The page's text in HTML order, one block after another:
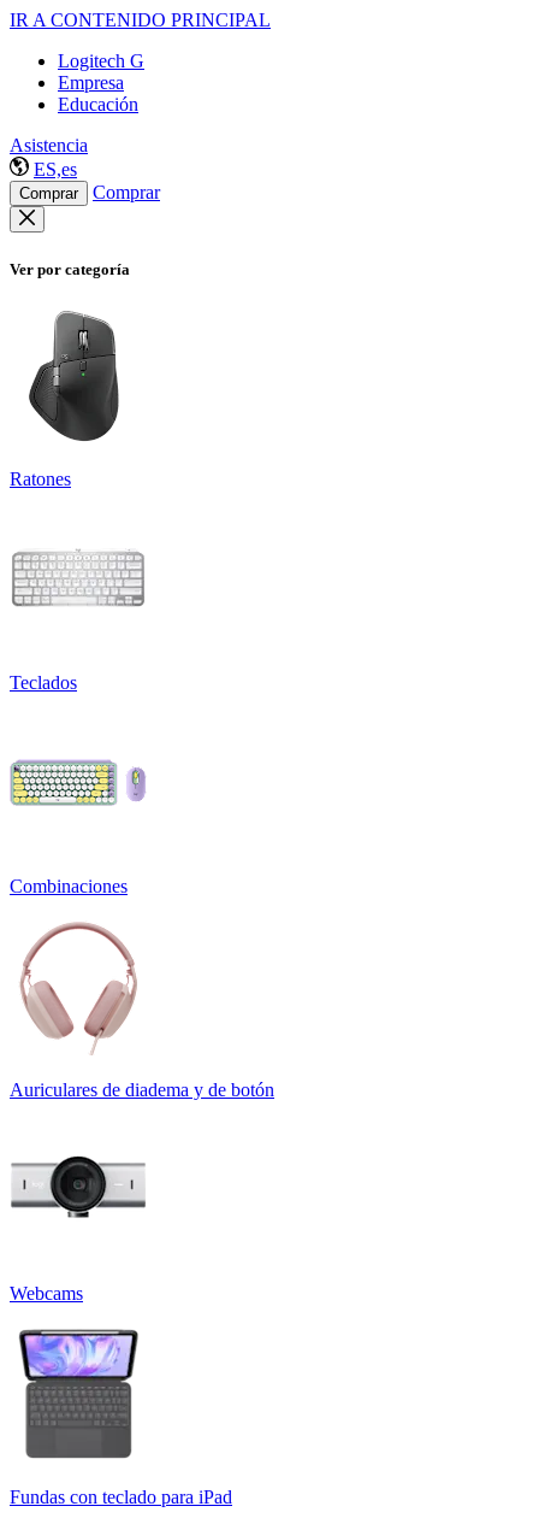
IR A CONTENIDO PRINCIPAL
Logitech G
Empresa
Educación
Asistencia
ES,es
Comprar Comprar
Ver por categoría
Ratones
Teclados
Combinaciones
Auriculares de diadema y de botón
Webcams
Fundas con teclado para iPad